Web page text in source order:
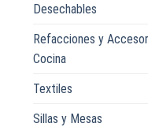
Desechables
Refacciones y
Cocina
Textiles
Sillas y Mesas